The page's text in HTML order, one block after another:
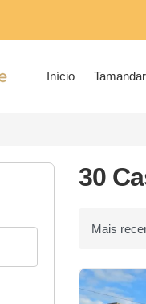
Início
30
Ordenar por